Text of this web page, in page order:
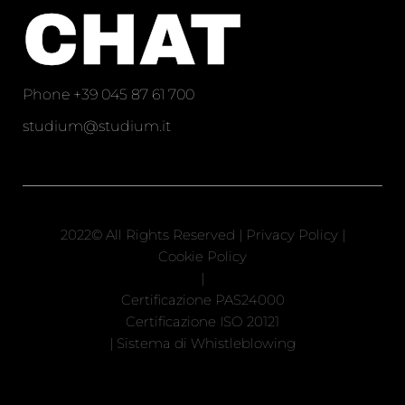
CHAT
Phone +39 045 87 61 700
studium@studium.it
2022© All Rights Reserved | Privacy Policy|
Cookie Policy
|
Certificazione PAS24000
Certificazione ISO 20121
| Sistema di Whistleblowing